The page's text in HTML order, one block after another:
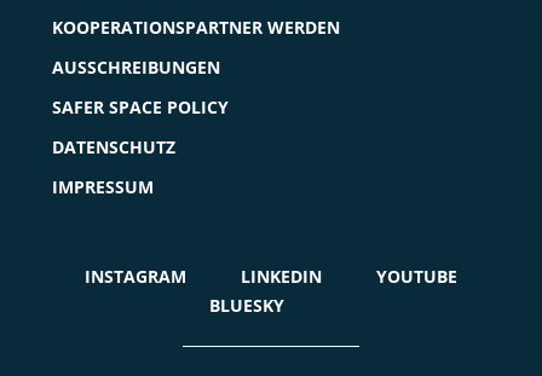
KOOPERATIONSPARTNER WERDEN
AUSSCHREIBUNGEN
SAFER SPACE POLICY
DATENSCHUTZ
IMPRESSUM
INSTAGRAM LINKEDIN
YOUTUBE
BLUESKY